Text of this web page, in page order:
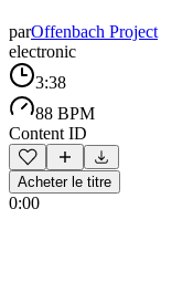
parOffenbach Project
electronic
3:38
88 BPM
Content ID
Acheter le titre
0:00